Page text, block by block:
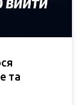
та